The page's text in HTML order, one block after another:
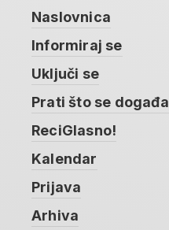
Naslovnica
Informiraj se
Uključi se
Prati što se događa
ReciGlasno!
Kalendar
Prijava
Arhiva